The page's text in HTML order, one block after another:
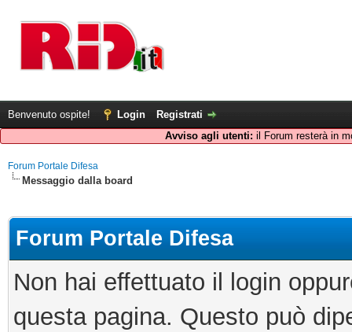
Benvenuto ospite! Login
Registrati
Avviso agli utenti: il Forum resterà in
Forum Portale Difesa
Messaggio dalla board
Forum Portale Difesa
Non hai effettuato il login
questa pagina. Questo può